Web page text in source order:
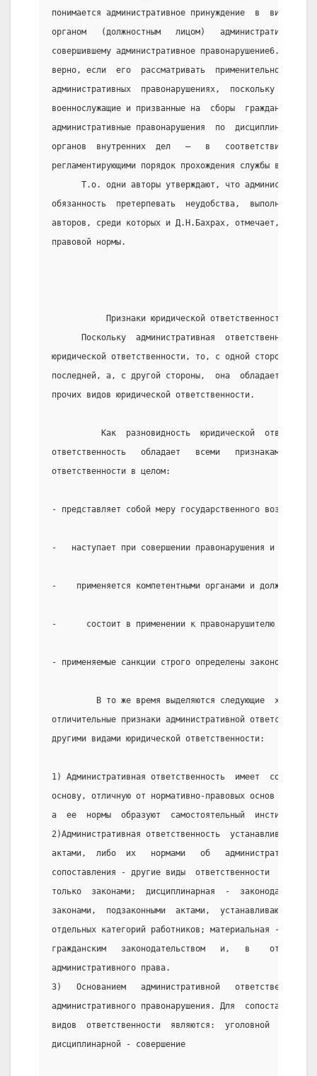
понимается административное принуждение  в  виде
органом   (должностным   лицом)
совершившему административное правонарушение6.
верно, если  его  рассматривать  применительно  к
административных  правонарушениях,  поскольку  в
военнослужащие и призванные на  сборы  граждане,
административные правонарушения  по  дисциплинарным
органов  внутренних  дел   –   в   соответствии   с
регламентирующими порядок прохождения службы в
Т.о. одни авторы утверждают, что
обязанность  претерпевать  неудобства,  выполнять
авторов, среди которых и Д.Н.Бахрах, отмечает, что
правовой нормы.
           Признаки юридической ответственности
Поскольку  административная  ответственность
юридической ответственности, то, с одной стороны, ей
последней, а, с другой стороны,  она  обладает
прочих видов юридической ответственности.
Как  разновидность  юридической
ответственность   обладает   всеми   признаками,
ответственности в целом:
- представляет собой меру государственного
-   наступает при совершении правонарушения и
-    применяется компетентными органами и
-      состоит в применении к правонарушителю
- применяемые санкции строго определены законом.
В то же время выделяются следующие
отличительные признаки административной
другими видами юридической ответственности:
1) Административная ответственность  имеет
основу, отличную от нормативно-правовых основ других
а  ее  нормы  образуют  самостоятельный  институт
2)Административная ответственность  устанавливается
актами,  либо  их   нормами   об   административных
сопоставления - другие виды  ответственности
только  законами;  дисциплинарная  -
законами,  подзаконными  актами,  устанавливающими
отдельных категорий работников; материальная -
гражданским   законодательством   и,   в
административного права.
3)   Основанием   административной   ответственности
административного правонарушения. Для
видов  ответственности  являются:  уголовной  -
дисциплинарной - совершение